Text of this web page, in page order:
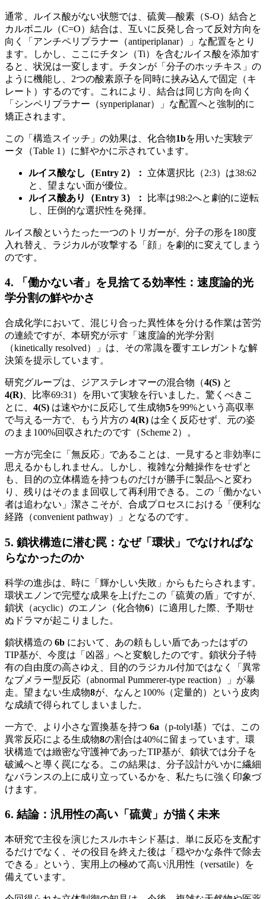
通常、ルイス酸がない状態では、硫黄—酸素（S-O）結合と
カルボニル（C=O）結合は、互いに反発し合って反対方向を
向く「アンチペリプラナー（antiperiplanar）」な配置をとり
ます。しかし、ここにチタン（Ti）を含むルイス酸を添加す
ると、状況は一変します。チタンが「分子のホッチキス」の
ように機能し、2つの酸素原子を同時に挟み込んで固定（キ
レート）するのです。これにより、結合は同じ方向を向く
「シンペリプラナー（synperiplanar）」な配置へと強制的に
矯正されます。
この「構造スイッチ」の効果は、化合物1bを用いた実験デ
ータ（Table 1）に鮮やかに示されています。
ルイス酸なし（Entry 2）：
立体選択比（2:3）は38:62
と、望まない面が優位。
ルイス酸あり（Entry 3）：
比率は98:2へと劇的に逆転
し、圧倒的な選択性を発揮。
ルイス酸というたった一つのトリガーが、分子の形を180度
入れ替え、ラジカルが攻撃する「顔」を劇的に変えてしまう
のです。
4. 「働かない者」を見捨てる効率性：速度論的光
学分割の鮮やかさ
合成化学において、混じり合った異性体を分ける作業は苦労
の連続ですが、本研究が示す「速度論的光学分割
（kinetically resolved）」は、その常識を覆すエレガントな解
決策を提示しています。
研究グループは、ジアステレオマーの混合物（4(S) と
4(R) 、比率69:31）を用いて実験を行いました。驚くべきこ
とに、 4(S) は速やかに反応して生成物5を99%という高収率
で与える一方で、もう片方の 4(R) は全く反応せず、元の姿
のまま100%回収されたのです（Scheme 2）。
一方が完全に「無反応」であることは、一見すると非効率に
思えるかもしれません。しかし、複雑な分離操作をせずと
も、目的の立体構造を持つものだけが勝手に製品へと変わ
り、残りはそのまま回収して再利用できる。この「働かない
者は追わない」潔さこそが、合成プロセスにおける「便利な
経路（convenient pathway）」となるのです。
5. 鎖状構造に潜む罠：なぜ「環状」でなければな
らなかったのか
科学の進歩は、時に「輝かしい失敗」からもたらされます。
環状エノンで完璧な成果を上げたこの「硫黄の盾」ですが、
鎖状（acyclic）のエノン（化合物6）に適用した際、予期せ
ぬドラマが起こりました。
鎖状構造の 6b において、あの頼もしい盾であったはずの
TIP基が、今度は「凶器」へと変貌したのです。鎖状分子特
有の自由度の高さゆえ、目的のラジカル付加ではなく「異常
なプメラー型反応（abnormal Pummerer-type reaction）」が暴
走。望まない生成物8が、なんと100%（定量的）という皮肉
な成績で得られてしまいました。
一方で、より小さな置換基を持つ 6a （p-tolyl基）では、この
異常反応による生成物8の割合は40%に留まっています。環
状構造では緻密な守護神であったTIP基が、鎖状では分子を
破滅へと導く罠になる。この結果は、分子設計がいかに繊細
なバランスの上に成り立っているかを、私たちに強く印象づ
けます。
6. 結論：汎用性の高い「硫黄」が描く未来
本研究で主役を演じたスルホキシド基は、単に反応を支配す
るだけでなく、その役目を終えた後は「穏やかな条件で除去
できる」という、実用上の極めて高い汎用性（versatile）を
備えています。